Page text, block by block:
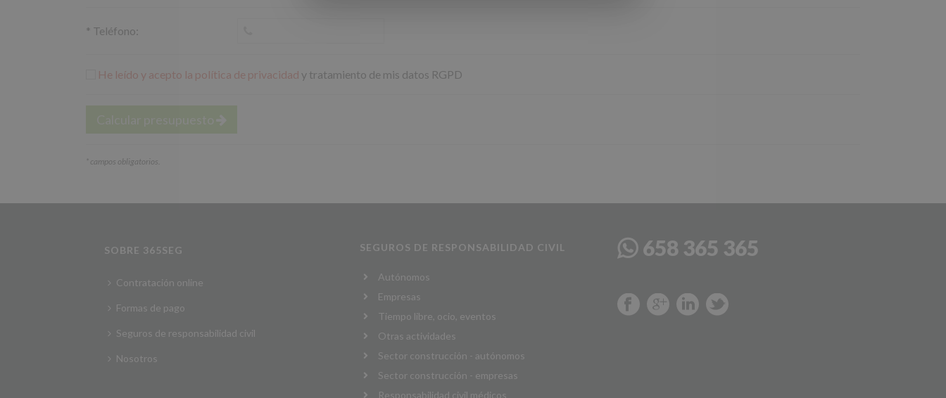
* Teléfono:
He leído y acepto la política de privacidad y tratamiento de mis datos RGPD
* campos obligatorios.
SOBRE 365SEG
Contratación online
Formas de pago
Seguros de responsabilidad civil
Nosotros
SEGUROS DE RESPONSABILIDAD CIVIL
Autónomos
Empresas
Tiempo libre, ocio, eventos
Otras actividades
Sector construcción - autónomos
Sector construcción - empresas
Responsabilidad civil médicos
658 365 365